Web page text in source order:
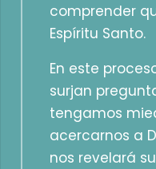
comprender
Espíritu Santo.
En este
surjan
tengamos
acercarnos a
nos revelará